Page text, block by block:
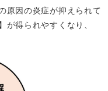
原因の炎症が抑えられて
が得られやすくなり、